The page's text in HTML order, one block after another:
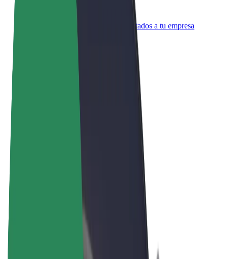
Productos y servicios de Bolt adaptados a tu empresa